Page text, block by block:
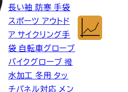
長い袖 防寒 手袋
スポーツ アウトド
ア サイクリング手
袋 自転車グローブ
バイクグローブ 撥
水加工 冬用 タッ
チパネル対応 メン